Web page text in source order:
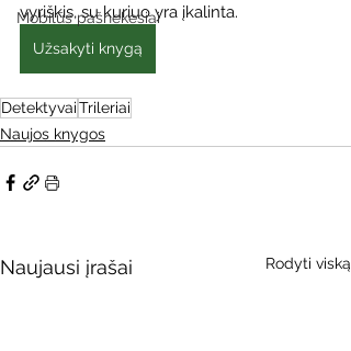
Mobilūs pašnekesiai
vyriškis, su kuriuo yra įkalinta.
Užsakyti knygą
DetektyvaiTrileriai
Naujos knygos
Naujausi įrašai Rodyti viską